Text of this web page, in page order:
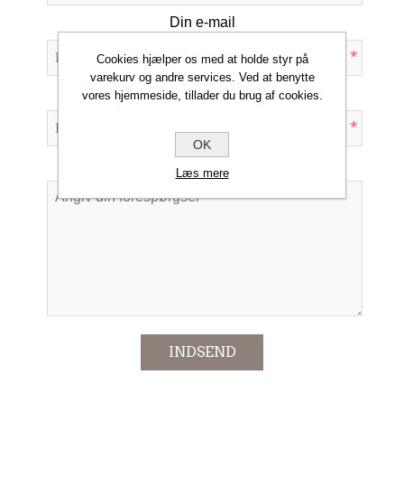
Din e-mail
*
Emne:
*
INDSEND
Cookies hjælper os med at holde styr på
varekurv og andre services. Ved at benytte
vores hjemmeside, tillader du brug af cookies.
OK
Læs mere